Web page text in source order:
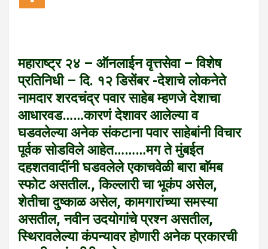
महाराष्ट्र २४ – ऑनलाईन वृत्तसेवा – विशेष
प्रतिनिधी – दि. १२ डिसेंबर -देशाचे लोकनेते
नामदार शरदचंद्र पवार साहेब म्हणजे देशाचा
आधारवड……कारणं देशावर आलेल्या व
घडवलेल्या अनेक संकटाना पवार साहेबांनी विचार
पूर्वक सोडविले आहेत………मग ते मुंबईत
दहशतवादींनी घडवलेले एकाचवेळी बारा बाॅमब
स्फोट असतील., किल्लारी चा भूकंप असेल,
शेतीचा दुष्काळ असेल, कामगारांच्या समस्या
असतील, नवीन उदयोगांचे प्रश्न असतील,
स्थिरावलेल्या कंपन्यावर होणारी अनेक प्रकारची